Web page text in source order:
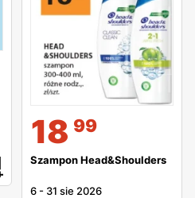
18 99
Szampon Head&Shoulders
6 - 31 sie 2026